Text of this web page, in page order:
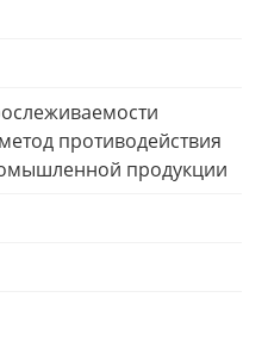
противодействия
продукции